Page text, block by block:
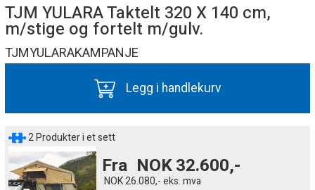
TJM YULARA Taktelt 320 X 140 cm,
m/stige og fortelt m/gulv.
TJMYULARAKAMPANJE
Legg i handlekurv
2 Produkter i et sett
Fra NOK32.600,-
NOK26.080,-eks. mva